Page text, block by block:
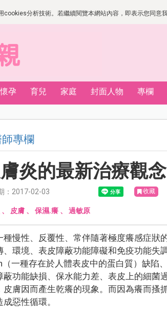
cookies分析技術。若繼續閱覽本網站內容，即表示您同
懷孕 育兒 家庭 封面人物 專欄
專欄
炎的最新治療觀念
：2017-02-03 收藏
、 皮膚、 保濕.癢、 過敏原
種慢性、反覆性、常伴隨著極度癢感症狀
、環境、表皮障蔽功能障礙和免疫功能失
一種存在於人體表皮中的蛋白質）缺陷
蔽功能缺損、保水能力差、表皮上的細菌
皮膚因而產生乾癢的現象。而因為癢而搔
惡性循環。